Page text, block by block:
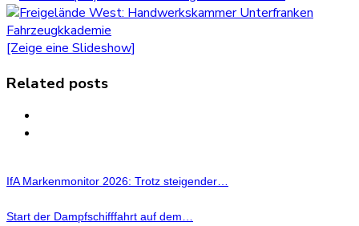
[Zeige eine Slideshow]
Related posts
IfA Markenmonitor 2026: Trotz steigender…
Start der Dampfschifffahrt auf dem…